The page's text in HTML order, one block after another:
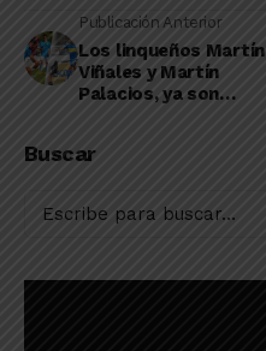
Publicación Anterior
Los linqueños Martín
Viñales y Martín
Palacios, ya son
Buscar